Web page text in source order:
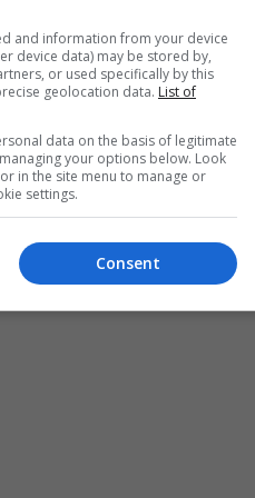
المالي الذي يطلبه أتلتيكو.
"الإسبانيةفإن ديكو
الاجتماع خوانمالوبيز،
واثقون من أن علاقتهم
and information from your device
device data) may be stored by,
or used specifically by this
geolocation data. List of
data on the basis of legitimate
your options below. Look
in the site menu to manage or
settings.
Consent